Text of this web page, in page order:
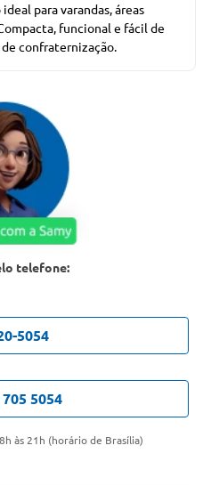
para varandas, áreas
funcional e fácil de
confraternização.
telefone:
5054
5054
às 21h (horário de Brasília)